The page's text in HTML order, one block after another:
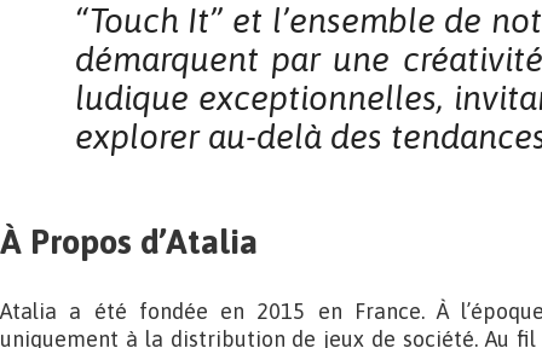
“Touch It” et l’ensemble de
démarquent par une
ludique exceptionnelles,
explorer au-delà des
À Propos d’Atalia
Atalia a été fondée en 2015 en France. À
uniquement à la distribution de jeux de société. Au fil